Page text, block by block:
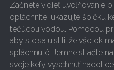
Začnete vidieť uvoľňovanie
opláchnite, ukazujte špičku
tečúcou vodou. Pomocou
aby ste sa uistili, že všetok
spláchnuté. Jemne stlačte
svoje kefy vyschnúť nadol